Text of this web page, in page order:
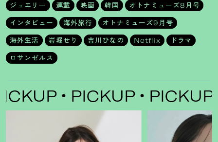
ジュエリー 連載 映画 韓国
オトナミューズ8月号
インタビュー
海外旅行
オトナミューズ9月号
海外生活
岩堀せり 吉川ひなの Netflix
ドラマ
ロサンゼルス
PICKUP PICKUP